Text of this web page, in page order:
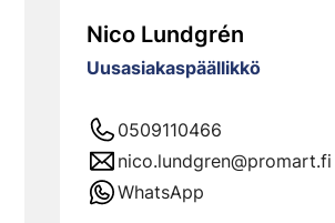
Nico Lundgrén
Uusasiakaspäällikkö
0509110466
nico.lundgren@promart.fi
WhatsApp